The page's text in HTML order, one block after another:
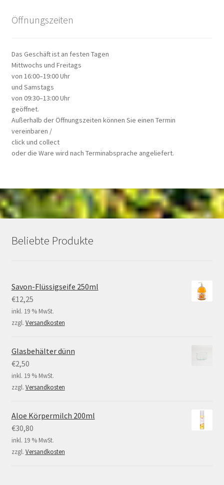
Öffnungszeiten
Das Geschäft ist an festen Tagen
Mittwochs und Freitags
von 16:00–19:00 Uhr
und Samstags
von 09:30–13:00 Uhr
geöffnet.
Außerhalb der Öffnungszeiten können Sie einen Termin
vereinbaren /
click und collect
oder die Ware wird nach Terminabsprache angeliefert.
Beliebte Produkte
Savon-Flüssigseife 250ml
€12,25
inkl. 19 % MwSt.
zzgl. Versandkosten
Glasbehälter dünn
€2,50
inkl. 19 % MwSt.
zzgl. Versandkosten
Aloe Körpermilch 200ml
€30,80
inkl. 19 % MwSt.
zzgl. Versandkosten